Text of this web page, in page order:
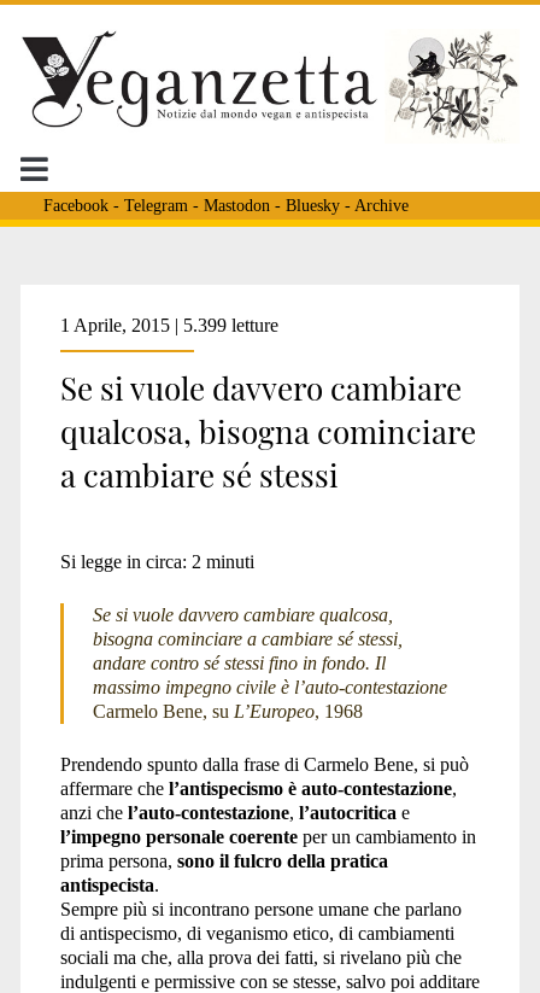
Facebook- Telegram - Mastodon - Bluesky- Archive
1 Aprile, 2015 | 5.399 letture
Se si vuole davvero cambiare
qualcosa, bisogna cominciare
a cambiare sé stessi
Si legge in circa: 2 minuti
Se si vuole davvero cambiare qualcosa,
bisogna cominciare a cambiare sé stessi,
andare contro sé stessi fino in fondo. Il
massimo impegno civile è l’auto-contestazione
Carmelo Bene, su L’Europeo, 1968
Prendendo spunto dalla frase di Carmelo Bene, si può
affermare che l’antispecismo è auto-contestazione,
anzi che l’auto-contestazione, l’autocritica e
l’impegno personale coerenteper un cambiamento in
prima persona, sono il fulcro della pratica
antispecista.
Sempre più si incontrano persone umane che parlano
di antispecismo, di veganismo etico, di cambiamenti
sociali ma che, alla prova dei fatti, si rivelano più che
indulgenti e permissive con se stesse, salvo poi additare